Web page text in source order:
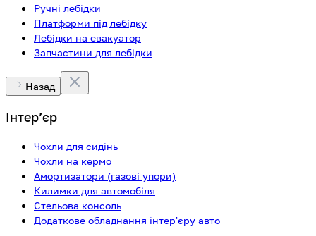
Ручні лебідки
Платформи під лебідку
Лебідки на евакуатор
Запчастини для лебідки
Назад
Інтерʼєр
Чохли для сидінь
Чохли на кермо
Амортизатори (газові упори)
Килимки для автомобіля
Стельова консоль
Додаткове обладнання інтер'єру авто